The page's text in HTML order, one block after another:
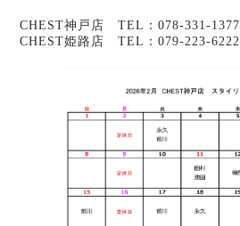
CHEST神戸店 TEL：078-331-1377
CHEST姫路店 TEL：079-223-6222